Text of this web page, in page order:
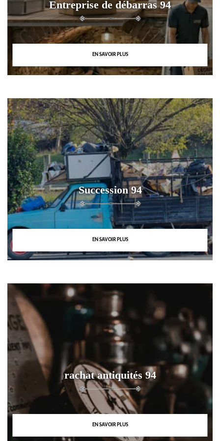
Entreprise de débarras 94
EN SAVOIR PLUS
Succession 94
EN SAVOIR PLUS
rachat antiquités 94
EN SAVOIR PLUS